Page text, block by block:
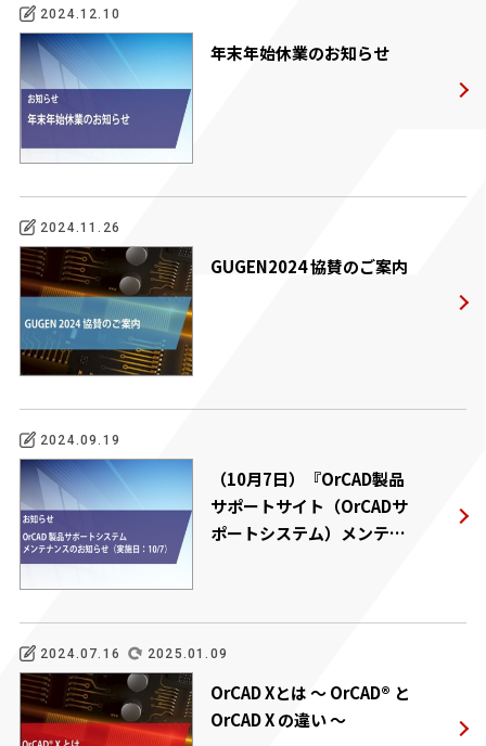
2024.12.10
年末年始休業のお知らせ
2024.11.26
GUGEN2024 協賛のご案内
2024.09.19
（10月7日）『OrCAD製品
サポートサイト（OrCADサ
ポートシステム）メンテナ
2024.07.16 2025.01.09
OrCAD Xとは ～ OrCAD® と
OrCAD X の違い ～